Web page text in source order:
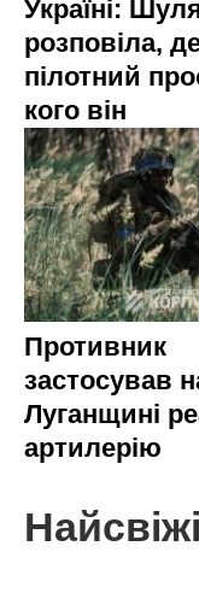
Україні:
розповіла,
пілотний
кого він
Противник
застосував
Луганщині
артилерію